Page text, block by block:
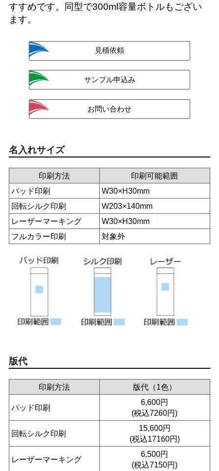
すすめです。同型で300ml容量ボトルもござい
ます。
名入れサイズ
印刷方法
印刷可能範囲
パッド印刷
W30×H30mm
回転シルク印刷
W203×140mm
レーザーマーキング
W30×H30mm
フルカラー印刷
対象外
版代
印刷方法 版代（1色）
パッド印刷
6,600円
(税込7260円)
回転シルク印刷
15,600円
(税込17160円)
レーザーマーキング
6,500円
(税込7150円)